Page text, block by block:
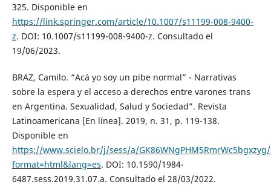
325. Disponible en
https://link.springer.com/article/10.1007/s11199-008-9400-
z. DOI: 10.1007/s11199-008-9400-z. Consultado el
19/06/2023.
BRAZ, Camilo. “Acá yo soy un pibe normal” - Narrativas
sobre la espera y el acceso a derechos entre varones trans
en Argentina. Sexualidad, Salud y Sociedad”. Revista
Latinoamericana [En línea]. 2019, n. 31, p. 119-138.
Disponible en
https://www.scielo.br/j/sess/a/
format=html&lang=es. DOI: 10.1590/1984-
6487.sess.2019.31.07.a. Consultado el 28/03/2022.